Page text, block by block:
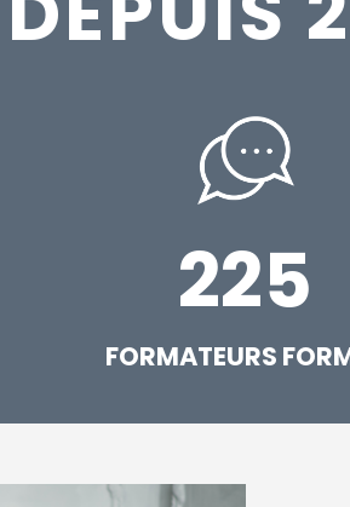
225
FORMATEURS